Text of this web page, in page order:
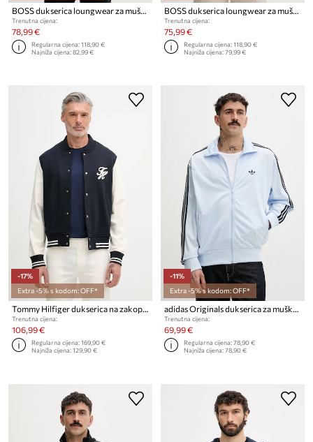
BOSS dukserica loungwear za muškarce od pamuka Authentic Jacket H
Trenutna cijena:
78,99 €
Regularna cijena:118,90 €
Najniža cijena:82,99 €
BOSS dukserica loungwear za muškarce od pamuka Authentic Jacket H
Trenutna cijena:
75,99 €
Regularna cijena:118,90 €
Najniža cijena:79,99 €
-17%
Extra -5% s kodom: OFF*
Tommy Hilfiger dukserica na zakopčavanje muška od pamuka
Trenutna cijena:
106,99 €
Regularna cijena:169,90 €
Najniža cijena:129,90 €
-11%
Extra -5% s kodom: OFF*
adidas Originals dukserica za muškarce Firebird
Trenutna cijena:
69,99 €
Regularna cijena:78,90 €
Najniža cijena:78,90 €